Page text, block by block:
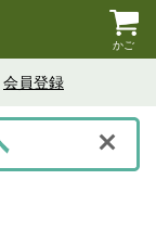
かご
会員登録